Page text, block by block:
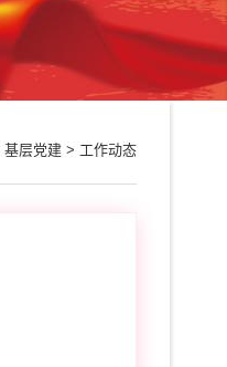
基层党建> 工作动态